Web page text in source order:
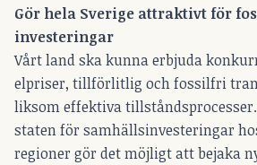
Gör hela Sverige attraktivt för
investeringar
Vårt land ska kunna erbjuda
elpriser, tillförlitlig och fossilfri
liksom effektiva
staten för samhällsinvesteringar
regioner gör det möjligt att bejaka